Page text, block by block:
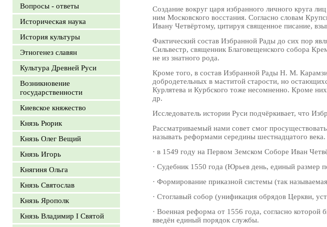
Вопросы - ответы
Историческая наука
История культуры
Этногенез славян
Культура Древней Руси
Возникновение
государственности
Киевское княжество
Князь Рюрик
Князь Олег Вещий
Князь Игорь
Княгиня Ольга
Князь Святослав
Князь Ярополк
Князь Владимир I Святой
Создание вокруг царя избранного личного круга
ним Московского восстания. Согласно словам
Ивану Четвёртому, цитируя священное писание,
Фактический состав Избранной Рады до сих пор
Сильвестр, священник Благовещенского собора
не из знатного рода.
Кроме того, в состав Избранной Рады Н. М.
добродетельных в маститой старости, но
Курлятева и Курбского тоже несомненно. Кроме
др.
Исследователь истории Руси подчёркивает, что
Рассматриваемый нами совет смог
называть реформами середины шестнадцатого века.
· в 1549 году на Первом Земском Соборе Иван
· Судебник 1550 года (Юрьев день, единый размер
· Формирование приказной системы (так
· Стоглавый собор (унификация обрядов Церкви,
· Военная реформа от 1556 года, согласно которой
введён единый порядок службы.